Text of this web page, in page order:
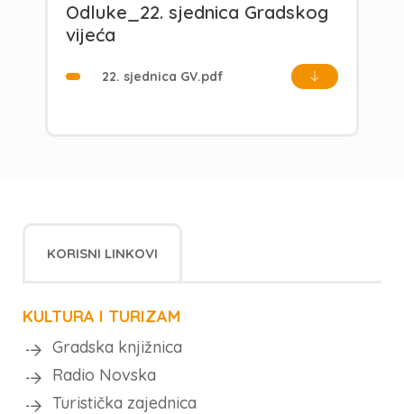
Odluke_22. sjednica Gradskog
vijeća
22. sjednica GV.pdf
KORISNI LINKOVI
KULTURA I TURIZAM
Gradska knjižnica
Radio Novska
Turistička zajednica